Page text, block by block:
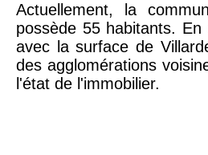
Actuellement, la
possède 55 habitants.
avec la surface de
des agglomérations
l'état de l'immobilier.